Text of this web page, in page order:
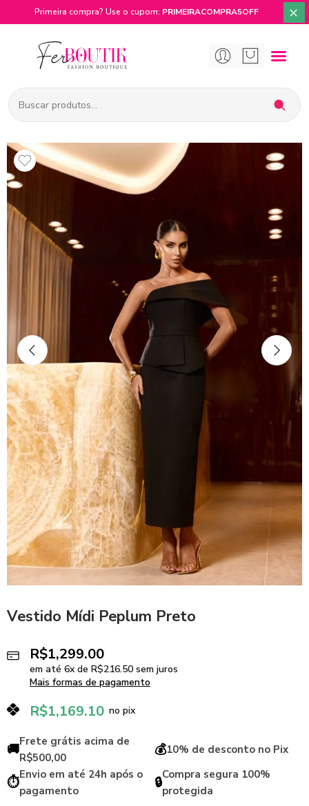
Primeira compra? Use o cupom: PRIMEIRACOMPRA5OFF ×
Vestido Mídi Peplum Preto
R$1,299.00
em até 6x de R$216.50 sem juros
Mais formas de pagamento
R$1,169.10 no pix
🚚Frete grátis acima de
R$500,00
💰10% de desconto no Pix
⏱️Envio em até 24h após o
pagamento
🔒Compra segura 100%
protegida